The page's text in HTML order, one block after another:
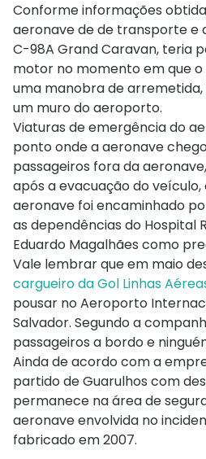
Conforme informações
aeronave de de transporte e
C-98A Grand Caravan, teria
motor no momento em que
uma manobra de
um muro do aeroporto.
Viaturas de emergência do
ponto onde a aeronave
passageiros fora da
após a evacuação do
aeronave foi encaminhado
as dependências do Hospital
Eduardo Magalhães como
Vale lembrar que em maio
cargueiro da Gol Linhas
pousar no Aeroporto
Salvador. Segundo a
passageiros a bordo e
Ainda de acordo com a
partido deGuarulhos com
permanece na área de
aeronave envolvida no
fabricado em 2007.